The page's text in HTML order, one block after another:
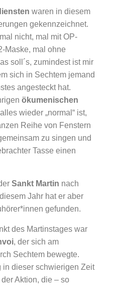
waren in diesem
gekennzeichnet.
nicht, mal mit OP-
Maske, mal ohne
soll´s, zumindest ist mir
sich in Sechtem jemand
angesteckt hat.
ökumenischen
wieder „normal“ ist,
Reihe von Fenstern
zu singen und
Tasse einen
Sankt Martin nach
Jahr hat er aber
gefunden.
des Martinstages war
, der sich am
Sechtem bewegte.
in dieser schwierigen Zeit
Aktion, die – so